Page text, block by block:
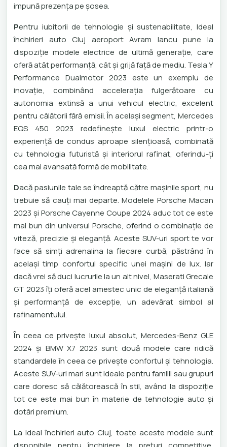
impună prezența pe șosea.
Pentru iubitorii de tehnologie și sustenabilitate, Ideal
închirieri auto Cluj aeroport Avram Iancu pune la
dispoziție modele electrice de ultimă generație, care
oferă atât performanță, cât și grijă față de mediu. Tesla Y
Performance Dualmotor 2023 este un exemplu de
inovație, combinând accelerația fulgerătoare cu
autonomia extinsă a unui vehicul electric, excelent
pentru călătorii fără emisii. În același segment, Mercedes
EQS 450 2023 redefinește luxul electric printr-o
experiență de condus aproape silențioasă, combinată
cu tehnologia futuristă și interiorul rafinat, oferindu-ți
cea mai avansată formă de mobilitate.
Dacă pasiunile tale se îndreaptă către mașinile sport, nu
trebuie să cauți mai departe. Modelele Porsche Macan
2023 și Porsche Cayenne Coupe 2024 aduc tot ce este
mai bun din universul Porsche, oferind o combinație de
viteză, precizie și eleganță. Aceste SUV-uri sport te vor
face să simți adrenalina la fiecare curbă, păstrând în
același timp confortul specific unei mașini de lux. Iar
dacă vrei să duci lucrurile la un alt nivel, Maserati Grecale
GT 2023 îți oferă acel amestec unic de eleganță italiană
și performanță de excepție, un adevărat simbol al
rafinamentului.
În ceea ce privește luxul absolut, Mercedes-Benz GLE
2024 și BMW X7 2023 sunt două modele care ridică
standardele în ceea ce privește confortul și tehnologia.
Aceste SUV-uri mari sunt ideale pentru familii sau grupuri
care doresc să călătorească în stil, având la dispoziție
tot ce este mai bun în materie de tehnologie auto și
dotări premium.
La Ideal închirieri auto Cluj, toate aceste modele sunt